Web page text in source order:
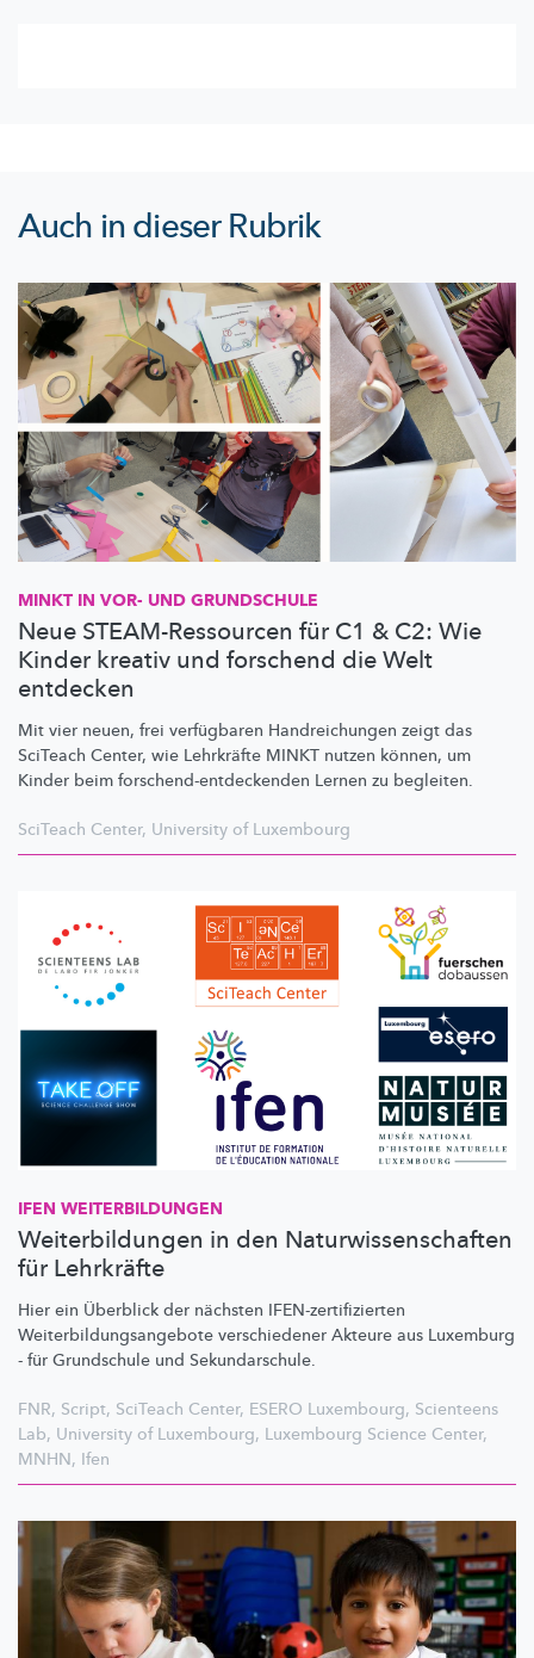
Auch in dieser Rubrik
MINKT IN VOR- UND GRUNDSCHULE
Neue STEAM-Ressourcen für C1 & C2: Wie
Kinder kreativ und forschend die Welt
entdecken
Mit vier neuen, frei verfügbaren Handreichungen zeigt das
SciTeach Center, wie Lehrkräfte MINKT nutzen können, um
Kinder beim forschend-entdeckenden Lernen zu begleiten.
SciTeach Center, University of Luxembourg
IFEN WEITERBILDUNGEN
Weiterbildungen in den Naturwissenschaften
für Lehrkräfte
Hier ein Überblick der nächsten IFEN-zertifizierten
Weiterbildungsangebote verschiedener Akteure aus Luxemburg
- für Grundschule und Sekundarschule.
FNR, Script, SciTeach Center, ESERO Luxembourg, Scienteens
Lab, University of Luxembourg, Luxembourg Science Center,
MNHN, Ifen